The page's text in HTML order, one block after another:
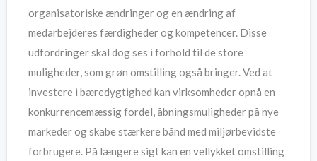
organisatoriske ændringer og en ændring af
medarbejderes færdigheder og kompetencer. Disse
udfordringer skal dog ses i forhold til de store
muligheder, som grøn omstilling også bringer. Ved at
investere i bæredygtighed kan virksomheder opnå en
konkurrencemæssig fordel, åbningsmuligheder på nye
markeder og skabe stærkere bånd med miljørbevidste
forbrugere. På længere sigt kan en vellykket omstilling